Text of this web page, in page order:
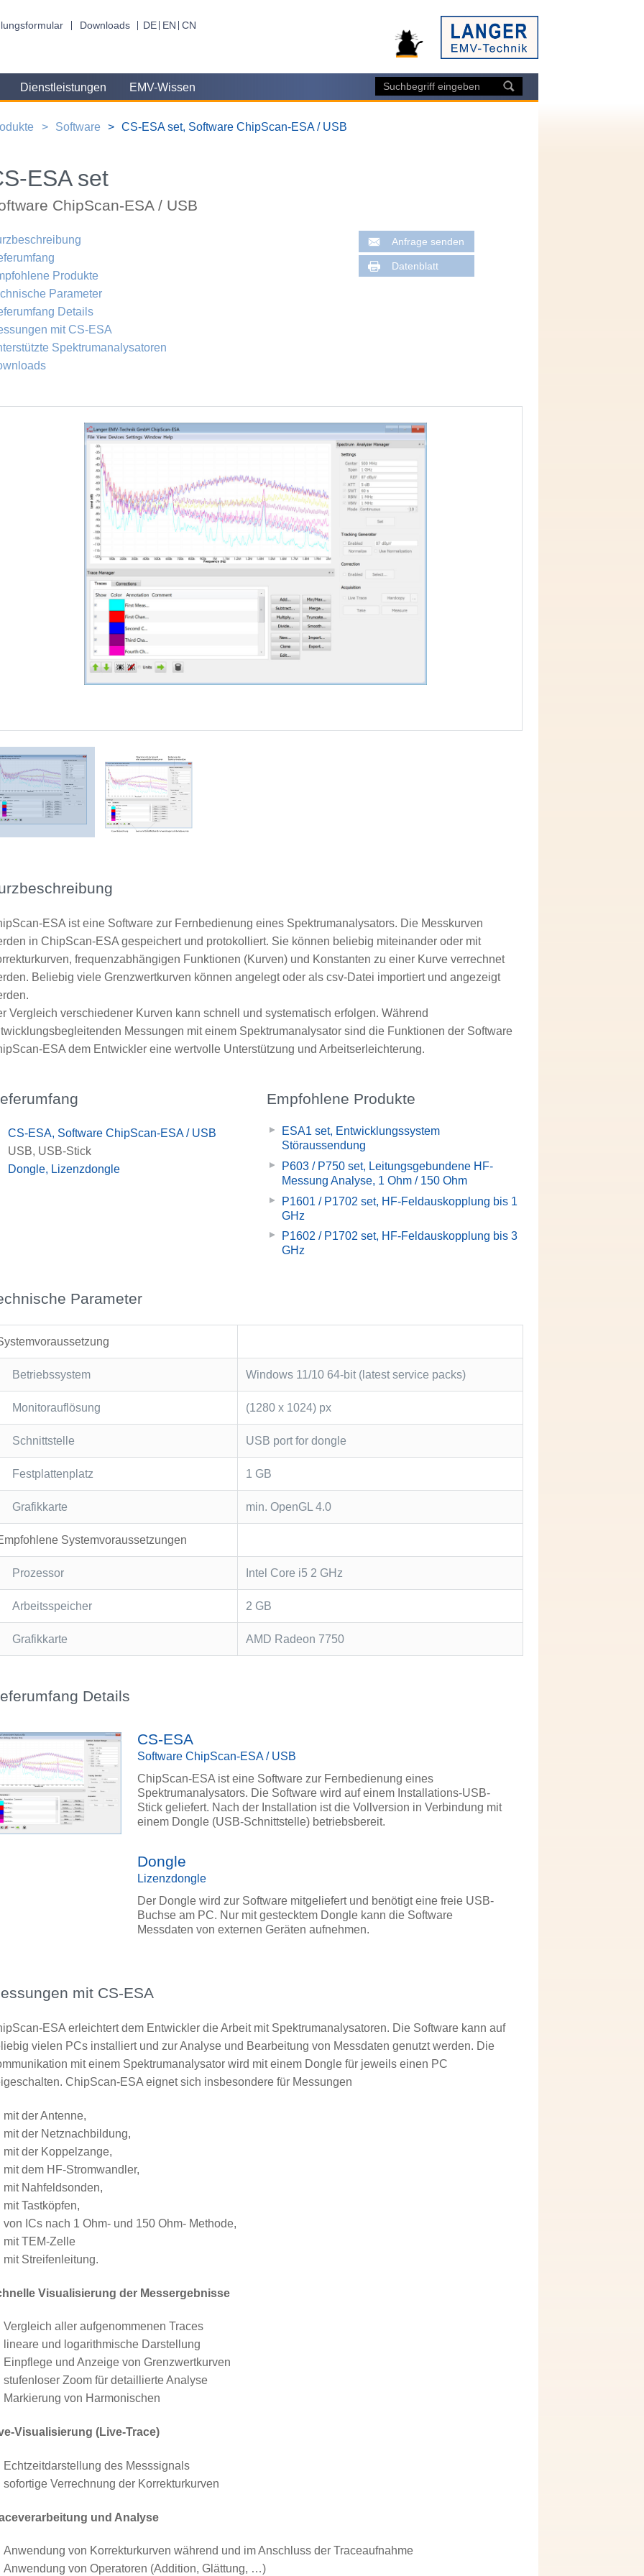
Downloads DE EN CN
Dienstleistungen EMV-Wissen
Software CS-ESA set, Software ChipScan-ESA / USB
ESA set
ChipScan-ESA / USB
Produkte
Parameter
Details
mit CS-ESA
Spektrumanalysatoren
Anfrage senden
Datenblatt
ESA ist eine Software zur Fernbedienung eines Spektrumanalysators. Die Messkurven
in ChipScan-ESA gespeichert und protokolliert. Sie können beliebig miteinander oder mit
frequenzabhängigen Funktionen (Kurven) und Konstanten zu einer Kurve verrechnet
Beliebig viele Grenzwertkurven können angelegt oder als csv-Datei importiert und angezeigt
Vergleich verschiedener Kurven kann schnell und systematisch erfolgen. Während
Messungen mit einem Spektrumanalysator sind die Funktionen der Software
ESA dem Entwickler eine wertvolle Unterstützung und Arbeitserleichterung.
CS-ESA, Software ChipScan-ESA / USB
USB, USB-Stick
Dongle, Lizenzdongle
Empfohlene Produkte
ESA1 set, Entwicklungssystem
Störaussendung
P603 / P750 set, Leitungsgebundene HF-
Messung Analyse, 1 Ohm / 150 Ohm
P1601 / P1702 set, HF-Feldauskopplung bis 1
GHz
P1602 / P1702 set, HF-Feldauskopplung bis 3
GHz
Parameter
Betriebssystem Windows 11/10 64-bit (latest service packs)
Monitorauflösung (1280 x 1024) px
Schnittstelle USB port for dongle
Festplattenplatz 1 GB
Grafikkarte min. OpenGL 4.0
Systemvoraussetzungen
Prozessor Intel Core i5 2 GHz
Arbeitsspeicher 2 GB
Grafikkarte AMD Radeon 7750
Details
CS-ESA
Software ChipScan-ESA / USB
ChipScan-ESA ist eine Software zur Fernbedienung eines
Spektrumanalysators. Die Software wird auf einem Installations-USB-
Stick geliefert. Nach der Installation ist die Vollversion in Verbindung mit
einem Dongle (USB-Schnittstelle) betriebsbereit.
Dongle
Lizenzdongle
Der Dongle wird zur Software mitgeliefert und benötigt eine freie USB-
Buchse am PC. Nur mit gestecktem Dongle kann die Software
Messdaten von externen Geräten aufnehmen.
mit CS-ESA
ESA erleichtert dem Entwickler die Arbeit mit Spektrumanalysatoren. Die Software kann auf
vielen PCs installiert und zur Analyse und Bearbeitung von Messdaten genutzt werden. Die
mit einem Spektrumanalysator wird mit einem Dongle für jeweils einen PC
ChipScan-ESA eignet sich insbesondere für Messungen
mit der Antenne,
mit der Netznachbildung,
mit der Koppelzange,
mit dem HF-Stromwandler,
mit Nahfeldsonden,
mit Tastköpfen,
von ICs nach 1 Ohm- und 150 Ohm- Methode,
mit TEM-Zelle
mit Streifenleitung.
Visualisierung der Messergebnisse
Vergleich aller aufgenommenen Traces
lineare und logarithmische Darstellung
Einpflege und Anzeige von Grenzwertkurven
stufenloser Zoom für detaillierte Analyse
Markierung von Harmonischen
Visualisierung (Live-Trace)
Echtzeitdarstellung des Messsignals
sofortige Verrechnung der Korrekturkurven
und Analyse
Anwendung von Korrekturkurven während und im Anschluss der Traceaufnahme
Anwendung von Operatoren (Addition, Glättung, …)